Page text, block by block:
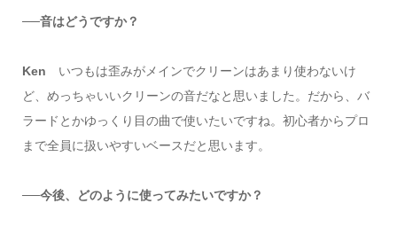
──音はどうですか？
Ken いつもは歪みがメインでクリーンはあまり使わないけ
ど、めっちゃいいクリーンの音だなと思いました。だから、バ
ラードとかゆっくり目の曲で使いたいですね。初心者からプロ
まで全員に扱いやすいベースだと思います。
──今後、どのように使ってみたいですか？